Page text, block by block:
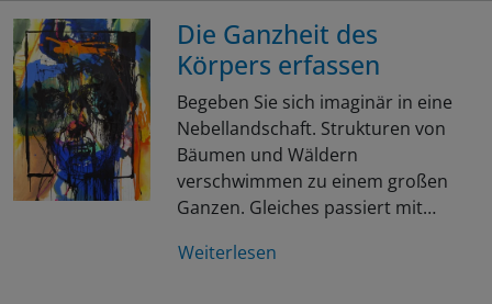
Die Ganzheit des
Körpers erfassen
Begeben Sie sich imaginär in eine
Nebellandschaft. Strukturen von
Bäumen und Wäldern
verschwimmen zu einem großen
Ganzen. Gleiches passiert mit…
Weiterlesen